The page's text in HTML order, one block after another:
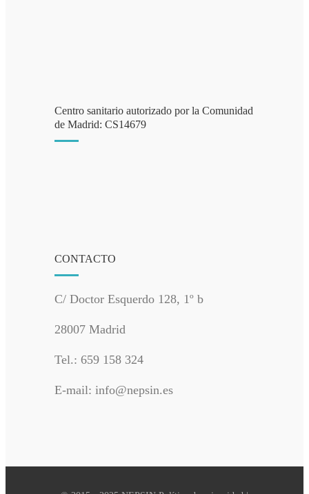
Centro sanitario autorizado por la Comunidad
de Madrid: CS14679
CONTACTO
C/ Doctor Esquerdo 128, 1º b
28007 Madrid
Tel.: 659 158 324
E-mail: info@nepsin.es